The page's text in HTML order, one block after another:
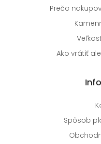
Prečo
Ako vrátiť
Spôsob